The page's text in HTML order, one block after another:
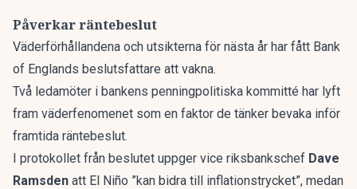
Påverkar räntebeslut
Väderförhållandena och utsikterna för nästa år har fått Bank
of Englands beslutsfattare att vakna.
Två ledamöter i bankens penningpolitiska kommitté har lyft
fram väderfenomenet som en faktor de tänker bevaka inför
framtida räntebeslut.
I protokollet från beslutet uppger vice riksbankschef Dave
Ramsden att El Niño ”kan bidra till inflationstrycket”, medan